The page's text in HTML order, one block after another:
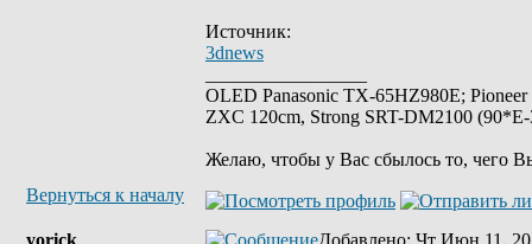
Источник:
3dnews
OLED Panasonic TX-65HZ980E;
ZXC 120cm, Strong SRT-DM2100
Желаю, чтобы у Вас сбылось то, чего
Вернуться к началу
yorick
Добавлено: Чт Июн 11,